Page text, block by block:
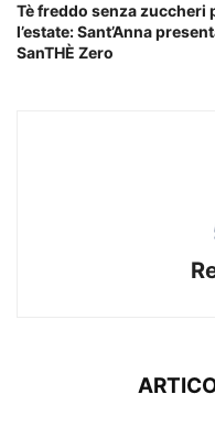
Tè freddo senza zuccheri
l’estate: Sant’Anna
SanTHÈ Zero